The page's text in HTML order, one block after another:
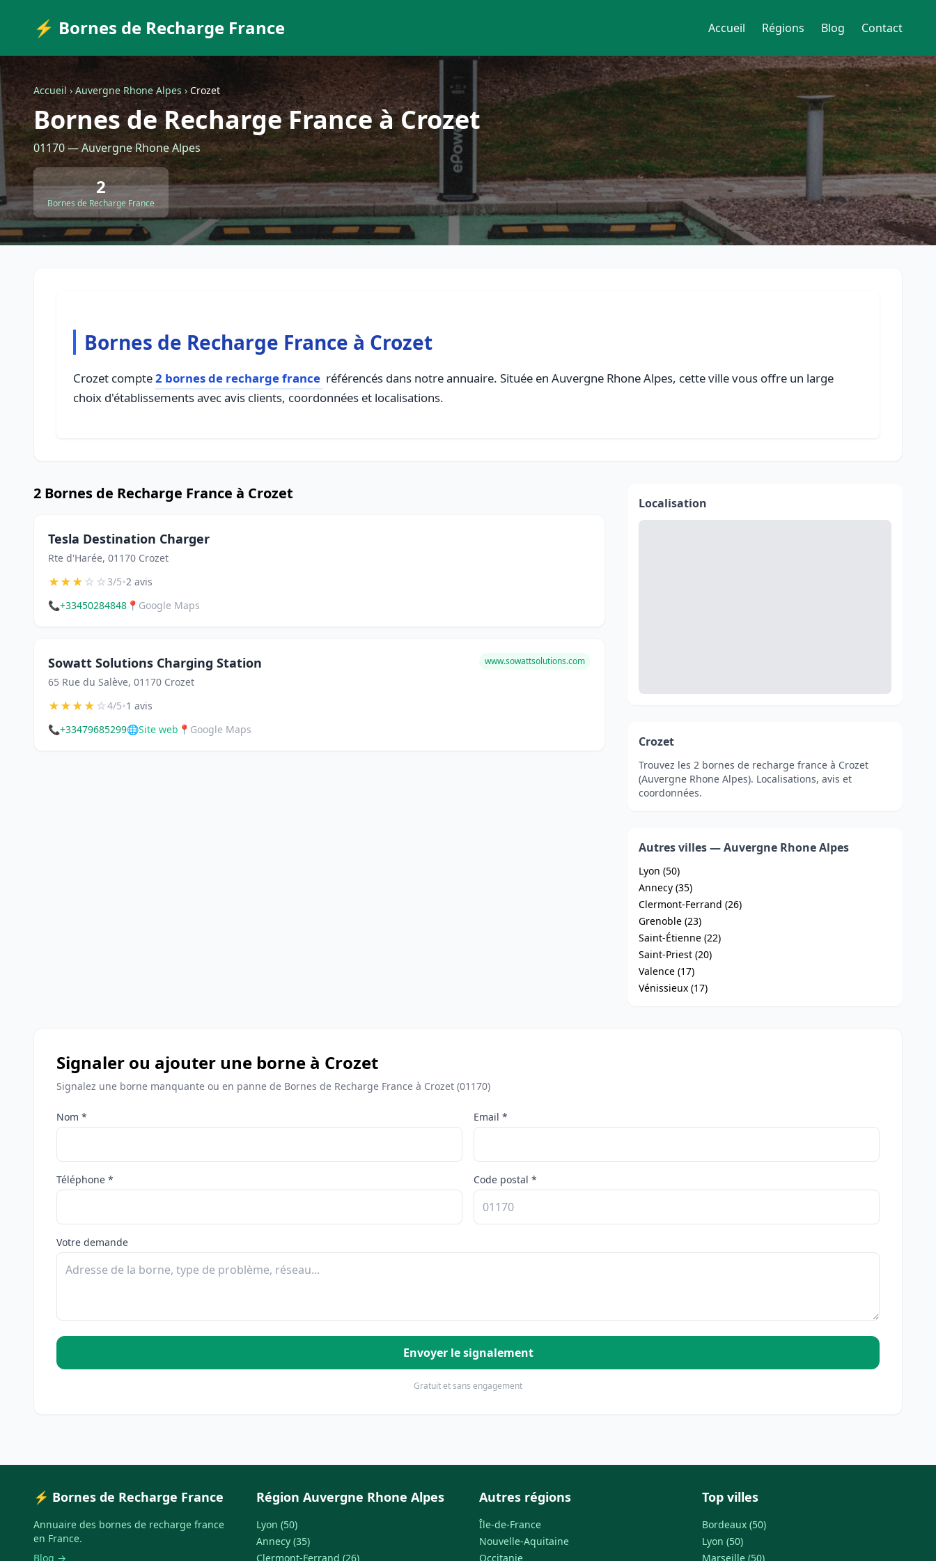
⚡ Bornes de Recharge France Accueil Régions Blog Contact
Accueil › Auvergne Rhone Alpes › Crozet
Bornes de Recharge France à Crozet
01170 — Auvergne Rhone Alpes
2
Bornes de Recharge France
Bornes de Recharge France à Crozet
Crozet compte2 bornes de recharge france référencés dans notre annuaire. Située en Auvergne Rhone Alpes, cette ville vous offre un large
choix d'établissements avec avis clients, coordonnées et localisations.
2 Bornes de Recharge France à Crozet
Tesla Destination Charger
Rte d'Harée, 01170 Crozet
★★★☆☆3/5•2 avis
📞+33450284848 📍 Google Maps
Sowatt Solutions Charging Station
65 Rue du Salève, 01170 Crozet
www.sowattsolutions.com
★★★★☆4/5•1 avis
📞+33479685299🌐Site web 📍 Google Maps
Localisation
Crozet
Trouvez les 2 bornes de recharge france à Crozet
(Auvergne Rhone Alpes). Localisations, avis et
coordonnées.
Autres villes — Auvergne Rhone Alpes
Lyon (50)
Annecy (35)
Clermont-Ferrand (26)
Grenoble (23)
Saint-Étienne (22)
Saint-Priest (20)
Valence (17)
Vénissieux (17)
Signaler ou ajouter une borne à Crozet
Signalez une borne manquante ou en panne de Bornes de Recharge France à Crozet (01170)
Nom * Email *
Téléphone * Code postal *
Votre demande
Envoyer le signalement
Gratuit et sans engagement
⚡ Bornes de Recharge France
Annuaire des bornes de recharge france
en France.
Blog →
Région Auvergne Rhone Alpes
Lyon (50)
Annecy (35)
Clermont-Ferrand (26)
Autres régions
Île-de-France
Nouvelle-Aquitaine
Occitanie
Top villes
Bordeaux (50)
Lyon (50)
Marseille (50)